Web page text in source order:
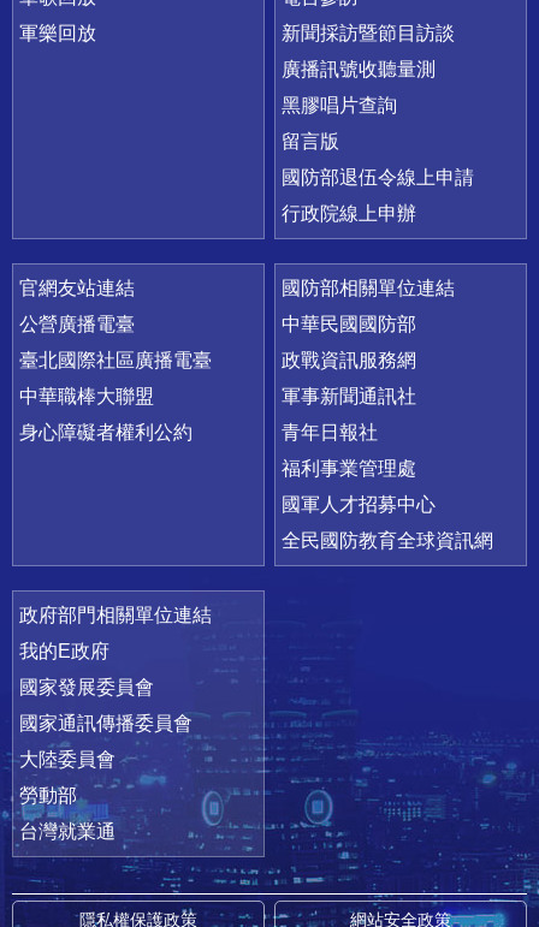
軍樂回放
新聞採訪暨節目訪談
廣播訊號收聽量測
黑膠唱片查詢
留言版
國防部退伍令線上申請
行政院線上申辦
官網友站連結
公營廣播電臺
臺北國際社區廣播電臺
中華職棒大聯盟
身心障礙者權利公約
國防部相關單位連結
中華民國國防部
政戰資訊服務網
軍事新聞通訊社
青年日報社
福利事業管理處
國軍人才招募中心
全民國防教育全球資訊網
政府部門相關單位連結
我的E政府
國家發展委員會
國家通訊傳播委員會
大陸委員會
勞動部
台灣就業通
隱私權保護政策 網站安全政策